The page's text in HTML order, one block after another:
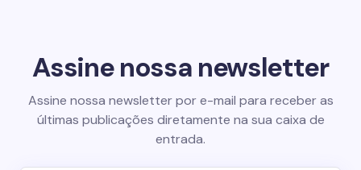
Assine nossa newsletter
Assine nossa newsletter por e-mail para receber as
últimas publicações diretamente na sua caixa de
entrada.